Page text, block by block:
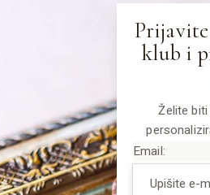
klub i
Želite
Email: